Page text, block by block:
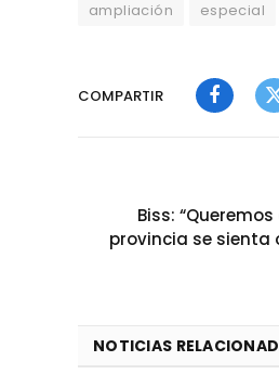
ampliación especial
COMPARTIR
Biss:
provincia se sienta
NOTICIAS